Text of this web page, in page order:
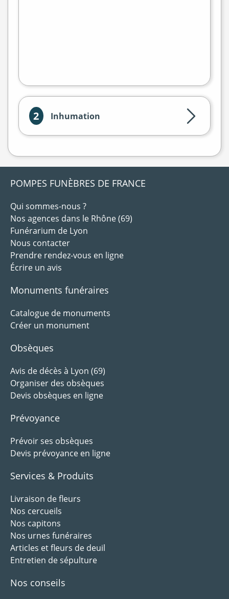
2 Inhumation
POMPES FUNÈBRES DE FRANCE
Qui sommes-nous ?
Nos agences dans le Rhône (69)
Funérarium de Lyon
Nous contacter
Prendre rendez-vous en ligne
Écrire un avis
Monuments funéraires
Catalogue de monuments
Créer un monument
Obsèques
Avis de décès à Lyon (69)
Organiser des obsèques
Devis obsèques en ligne
Prévoyance
Prévoir ses obsèques
Devis prévoyance en ligne
Services & Produits
Livraison de fleurs
Nos cercueils
Nos capitons
Nos urnes funéraires
Articles et fleurs de deuil
Entretien de sépulture
Nos conseils